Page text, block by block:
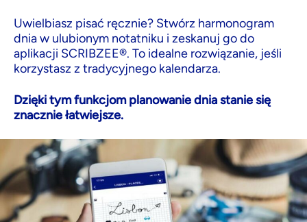
Uwielbiasz pisać ręcznie? Stwórz harmonogram
dnia w ulubionym notatniku i zeskanuj go do
aplikacji SCRIBZEE®. To idealne rozwiązanie, jeśli
korzystasz z tradycyjnego kalendarza.
Dzięki tym funkcjom planowanie dnia stanie się
znacznie łatwiejsze.